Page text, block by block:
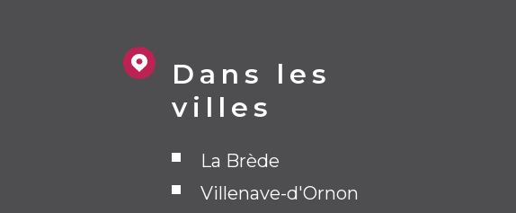
Dans les
villes
La Brède
Villenave-d'Ornon